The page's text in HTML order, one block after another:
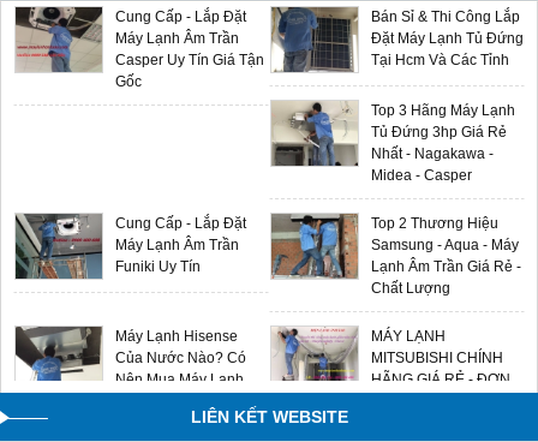
Cung Cấp - Lắp Đặt
Máy Lạnh Âm Trần
Casper Uy Tín Giá Tận
Gốc
Bán Sỉ & Thi Công Lắp
Đặt Máy Lạnh Tủ Đứng
Tại Hcm Và Các Tỉnh
Top 3 Hãng Máy Lạnh
Tủ Đứng 3hp Giá Rẻ
Nhất - Nagakawa -
Midea - Casper
Cung Cấp - Lắp Đặt
Máy Lạnh Âm Trần
Funiki Uy Tín
Top 2 Thương Hiệu
Samsung - Aqua - Máy
Lạnh Âm Trần Giá Rẻ -
Chất Lượng
Máy Lạnh Hisense
Của Nước Nào? Có
Nên Mua Máy Lạnh
MÁY LẠNH
MITSUBISHI CHÍNH
HÃNG GIÁ RẺ - ĐƠN
0909588116
LIÊN KẾT WEBSITE